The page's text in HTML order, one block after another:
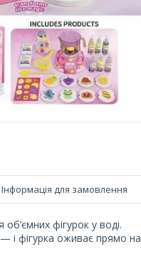
Інформація для замовлення
фігурок у воді.
і фігурка оживає прямо на